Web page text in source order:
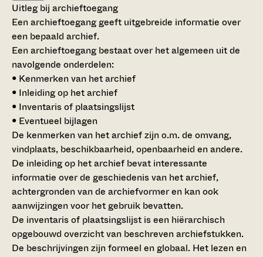
Uitleg bij archieftoegang
Een archieftoegang geeft uitgebreide informatie over
een bepaald archief.
Een archieftoegang bestaat over het algemeen uit de
navolgende onderdelen:
• Kenmerken van het archief
• Inleiding op het archief
• Inventaris of plaatsingslijst
• Eventueel bijlagen
De kenmerken van het archief zijn o.m. de omvang,
vindplaats, beschikbaarheid, openbaarheid en andere.
De inleiding op het archief bevat interessante
informatie over de geschiedenis van het archief,
achtergronden van de archiefvormer en kan ook
aanwijzingen voor het gebruik bevatten.
De inventaris of plaatsingslijst is een hiërarchisch
opgebouwd overzicht van beschreven archiefstukken.
De beschrijvingen zijn formeel en globaal. Het lezen en